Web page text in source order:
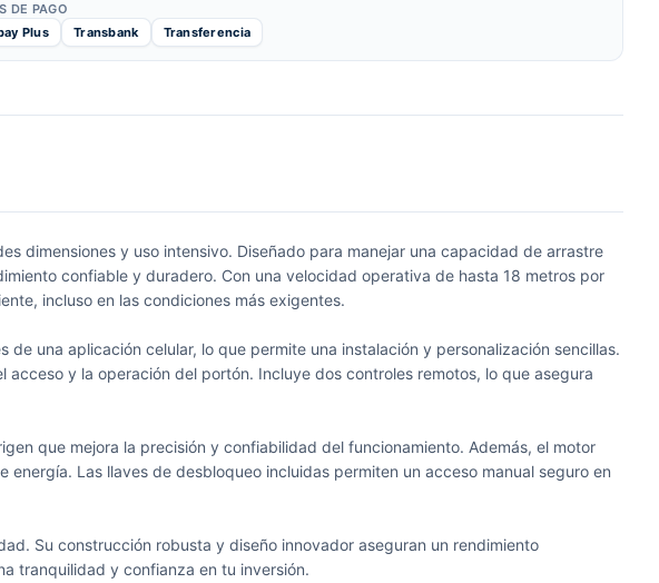
DE PAGO
Plus
Transbank Transferencia
dimensiones y uso intensivo. Diseñado para manejar una capacidad de arrastre
confiable y duradero. Con una velocidad operativa de hasta 18 metros por
incluso en las condiciones más exigentes.
una aplicación celular, lo que permite una instalación y personalización sencillas.
y la operación del portón. Incluye dos controles remotos, lo que asegura
que mejora la precisión y confiabilidad del funcionamiento. Además, el motor
Las llaves de desbloqueo incluidas permiten un acceso manual seguro en
Su construcción robusta y diseño innovador aseguran un rendimiento
tranquilidad y confianza en tu inversión.